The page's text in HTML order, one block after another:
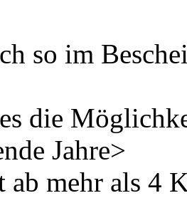
so im
die
Jahre>
ab mehr als 4